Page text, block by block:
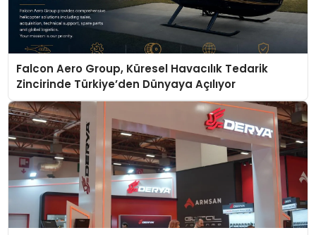
Falcon Aero Group, Küresel Havacılık Tedarik
Zincirinde Türkiye’den Dünyaya Açılıyor